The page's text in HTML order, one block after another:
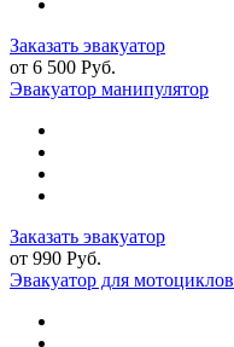
Заказать эвакуатор
от 6 500 Руб.
Эвакуатор манипулятор
Заказать эвакуатор
от 990 Руб.
Эвакуатор для мотоциклов